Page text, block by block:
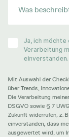
Ja, ich
Verarbeitung
einverstanden.
Mit Auswahl der
über Trends,
Die Verarbeitung
DSGVO sowie § 7
Zukunft widerrufen, z.
einverstanden, dass
ausgewertet wird, um